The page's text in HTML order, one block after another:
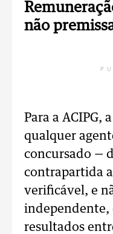
não
Para a ACIPG,
qualquer
concursado —
contrapartida
verificável, e
independente,
resultados